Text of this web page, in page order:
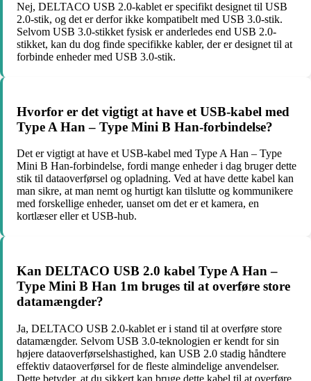
Nej, DELTACO USB 2.0-kablet er specifikt designet til USB
2.0-stik, og det er derfor ikke kompatibelt med USB 3.0-stik.
Selvom USB 3.0-stikket fysisk er anderledes end USB 2.0-
stikket, kan du dog finde specifikke kabler, der er designet til at
forbinde enheder med USB 3.0-stik.
Hvorfor er det vigtigt at have et USB-kabel med
Type A Han – Type Mini B Han-forbindelse?
Det er vigtigt at have et USB-kabel med Type A Han – Type
Mini B Han-forbindelse, fordi mange enheder i dag bruger dette
stik til dataoverførsel og opladning. Ved at have dette kabel kan
man sikre, at man nemt og hurtigt kan tilslutte og kommunikere
med forskellige enheder, uanset om det er et kamera, en
kortlæser eller et USB-hub.
Kan DELTACO USB 2.0 kabel Type A Han –
Type Mini B Han 1m bruges til at overføre store
datamængder?
Ja, DELTACO USB 2.0-kablet er i stand til at overføre store
datamængder. Selvom USB 3.0-teknologien er kendt for sin
højere dataoverførselshastighed, kan USB 2.0 stadig håndtere
effektiv dataoverførsel for de fleste almindelige anvendelser.
Dette betyder, at du sikkert kan bruge dette kabel til at overføre